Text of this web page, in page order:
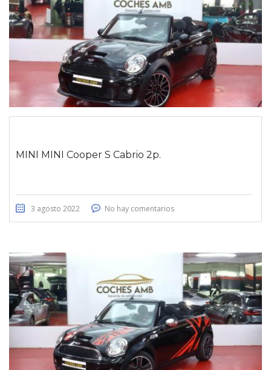
MINI MINI Cooper S Cabrio 2p.
3 agosto 2022 No hay comentarios